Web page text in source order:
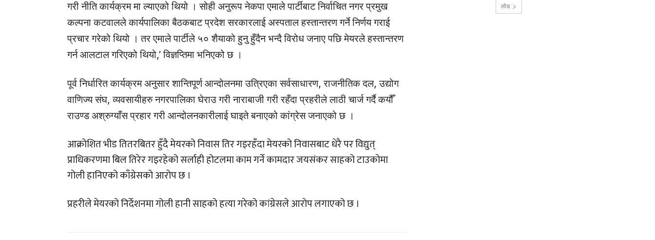
गरी नीति कार्यक्रम मा ल्याएको थियो । सोही अनुरूप नेकपा एमाले पार्टीबाट निर्वाचित नगर प्रमुख
कल्पना कटवालले कार्यपालिका बैठकबाट प्रदेश सरकारलाई अस्पताल हस्तान्तरण गर्ने निर्णय गराई
प्रचार गरेको थियो । तर एमाले पार्टीले ५० शैयाको हुनु हुँदैन भन्दै विरोध जनाए पछि मेयरले हस्तान्तरण
गर्न आलटाल गरिएको थियो,’ विज्ञप्तिमा भनिएको छ ।
पूर्व निर्धारित कार्यक्रम अनुसार शान्तिपूर्ण आन्दोलनमा उत्रिएका सर्वसाधारण, राजनीतिक दल, उद्योग
वाणिज्य संघ, व्यवसायीहरु नगरपालिका घेराउ गरी नाराबाजी गरी रहँदा प्रहरीले लाठी चार्ज गर्दै कयौँ
राउण्ड अश्रुग्याँस प्रहार गरी आन्दोलनकारीलाई घाइते बनाएको कांग्रेस जनाएको छ ।
आक्रोशित भीड तितरबितर हुँदै मेयरको निवास तिर गइरहँदा मेयरको निवासबाट धेरै पर विद्युत्
प्राधिकरणमा बिल तिरेर गइरहेको सर्लाही होटलमा काम गर्ने कामदार जयसंकर साहको टाउकोमा
गोली हानिएको काँग्रेसको आरोप छ ।
प्रहरीले मेयरको निर्देशनमा गोली हानी साहको हत्या गरेको कांग्रेसले आरोप लगाएको छ ।
लोड